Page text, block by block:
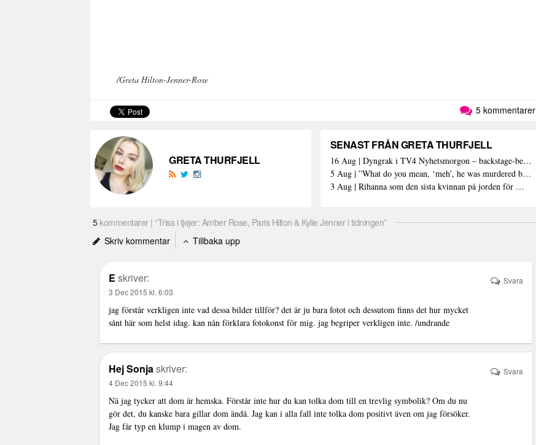
/Greta Hilton-Jenner-Rose
5 kommentarer
GRETA THURFJELL
SENAST FRÅN GRETA THURFJELL
16 Aug | Dyngrak i TV4 Nyhetsmorgon – backstage-berättelsen
5 Aug | ”What do you mean, ‘meh’, he was murdered by terrorists”
3 Aug | Rihanna som den sista kvinnan på jorden för W Magazine
5kommentarer | “Triss i tjejer: Amber Rose, Paris Hilton & Kylie Jenner i tidningen”
Skriv kommentar
Tillbaka upp
E skriver:
3 Dec 2015 kl. 6:03
jag förstår verkligen inte vad dessa bilder tillför? det är ju bara fotot och dessutom finns det hur mycket
sånt här som helst idag. kan nån förklara fotokonst för mig. jag begriper verkligen inte. /undrande
Svara
Hej Sonjaskriver:
4 Dec 2015 kl. 9:44
Nä jag tycker att dom är hemska. Förstår inte hur du kan tolka dom till en trevlig symbolik? Om du nu
gör det, du kanske bara gillar dom ändå. Jag kan i alla fall inte tolka dom positivt även om jag försöker.
Jag får typ en klump i magen av dom.
Svara